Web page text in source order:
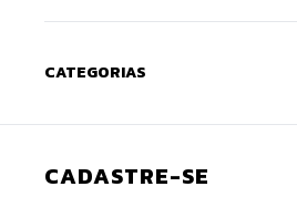
CATEGORIAS
CADASTRE-SE